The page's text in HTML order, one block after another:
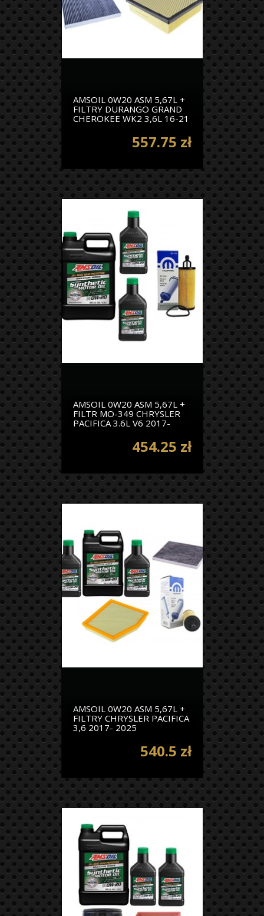
AMSOIL 0W20 ASM 5,67L +
FILTRY DURANGO GRAND
CHEROKEE WK2 3,6L 16-21
557.75 zł
AMSOIL 0W20 ASM 5,67L +
FILTR MO-349 CHRYSLER
PACIFICA 3.6L V6 2017-
454.25 zł
AMSOIL 0W20 ASM 5,67L +
FILTRY CHRYSLER PACIFICA
3,6 2017- 2025
540.5 zł